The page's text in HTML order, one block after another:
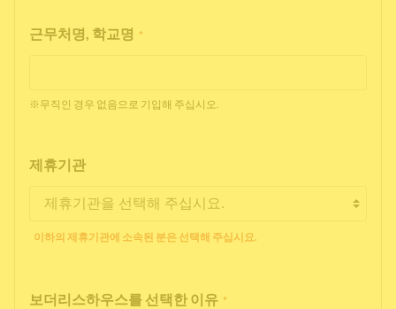
근무처명, 학교명 *
※무직인 경우 없음으로 기입해 주십시오.
제휴기관
이하의 제휴기관에 소속된 분은 선택해 주십시요.
보더리스하우스를 선택한 이유 *